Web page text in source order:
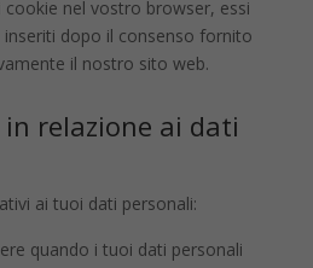
cookie nel vostro browser, essi
dopo il consenso fornito
il nostro sito web.
relazione ai dati
ai tuoi dati personali:
quando i tuoi dati personali